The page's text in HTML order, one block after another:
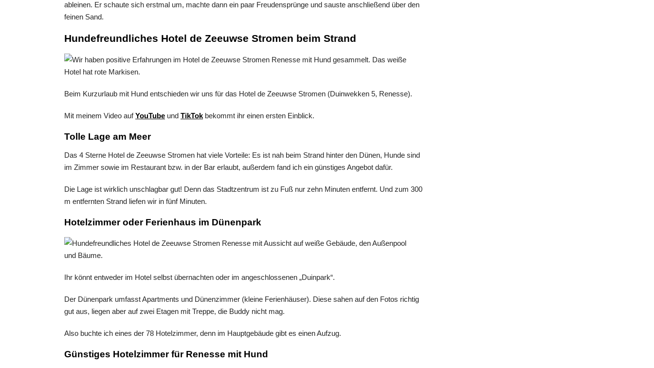
ableinen. Er schaute sich erstmal um, machte dann ein paar Freudensprünge und sauste anschließend über den
feinen Sand.
Hundefreundliches Hotel de Zeeuwse Stromen beim Strand
Beim Kurzurlaub mit Hund entschieden wir uns für das Hotel de Zeeuwse Stromen (Duinwekken 5, Renesse).
Mit meinem Video aufYouTube und TikTok bekommt ihr einen ersten Einblick.
Tolle Lage am Meer
Das 4 Sterne Hotel de Zeeuwse Stromen hat viele Vorteile: Es ist nah beim Strand hinter den Dünen, Hunde sind
im Zimmer sowie im Restaurant bzw. in der Bar erlaubt, außerdem fand ich ein günstiges Angebot dafür.
Die Lage ist wirklich unschlagbar gut! Denn das Stadtzentrum ist zu Fuß nur zehn Minuten entfernt. Und zum 300
m entfernten Strand liefen wir in fünf Minuten.
Hotelzimmer oder Ferienhaus im Dünenpark
Ihr könnt entweder im Hotel selbst übernachten oder im angeschlossenen „Duinpark“.
Der Dünenpark umfasst Apartments und Dünenzimmer (kleine Ferienhäuser). Diese sahen auf den Fotos richtig
gut aus, liegen aber auf zwei Etagen mit Treppe, die Buddy nicht mag.
Also buchte ich eines der 78 Hotelzimmer, denn im Hauptgebäude gibt es einen Aufzug.
Günstiges Hotelzimmer für Renesse mit Hund